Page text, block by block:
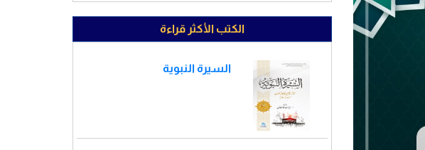
الكتب الأكثر قراءة
السيرة النبوية